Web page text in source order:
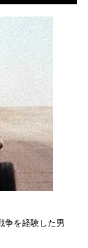
争を経験した男